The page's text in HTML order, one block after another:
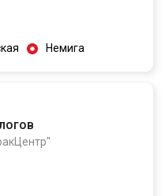
Немига